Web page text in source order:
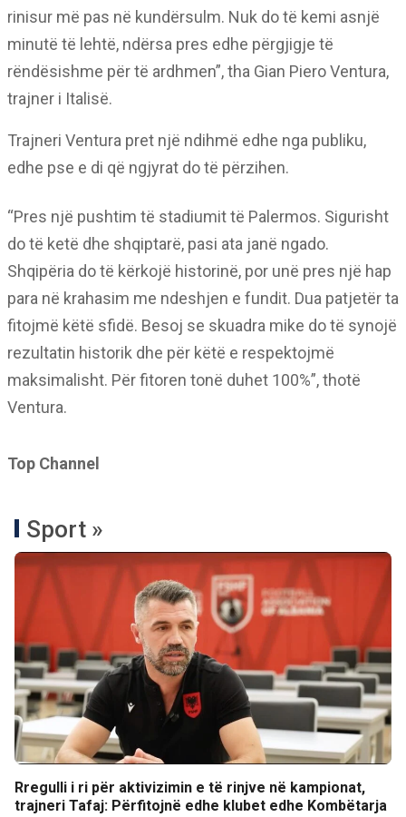
rinisur më pas në kundërsulm. Nuk do të kemi asnjë
minutë të lehtë, ndërsa pres edhe përgjigje të
rëndësishme për të ardhmen”, tha Gian Piero Ventura,
trajner i Italisë.
Trajneri Ventura pret një ndihmë edhe nga publiku,
edhe pse e di që ngjyrat do të përzihen.
“Pres një pushtim të stadiumit të Palermos. Sigurisht
do të ketë dhe shqiptarë, pasi ata janë ngado.
Shqipëria do të kërkojë historinë, por unë pres një hap
para në krahasim me ndeshjen e fundit. Dua patjetër ta
fitojmë këtë sfidë. Besoj se skuadra mike do të synojë
rezultatin historik dhe për këtë e respektojmë
maksimalisht. Për fitoren tonë duhet 100%”, thotë
Ventura.
Top Channel
Sport »
Rregulli i ri për aktivizimin e të rinjve në kampionat,
trajneri Tafaj: Përfitojnë edhe klubet edhe Kombëtarja